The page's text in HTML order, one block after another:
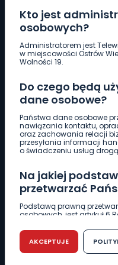
Kto jest
osobowych?
Administratorem jest
w miejscowości Ostrów
Wolności 19.
Do czego będą
dane osobowe?
Państwa dane osobowe
nawiązania kontaktu,
oraz zachowania relacji
przesyłania informacji
o świadczeniu usług
Na jakiej
przetwarzać
Podstawą prawną
osobowych, jest artykuł 6
r. w sprawie ochrony osób
przetwarzaniem danych
swobodnego przepływu
dyrektywy 95/46/WE
AKCEPTUJE
Pobierz logotyp
661 997 997
REDAKCJA
62 735 22 22
DZIAŁ REKLAMY
62 735 01 85
WIADOMOŚCI
CIEKAWOSTKI